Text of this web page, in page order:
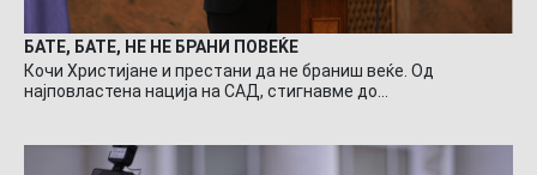
БАТЕ, БАТЕ, НЕ НЕ БРАНИ ПОВЕЌЕ
Кочи Христијане и престани да не браниш веќе. Од
најповластена нација на САД, стигнавме до…